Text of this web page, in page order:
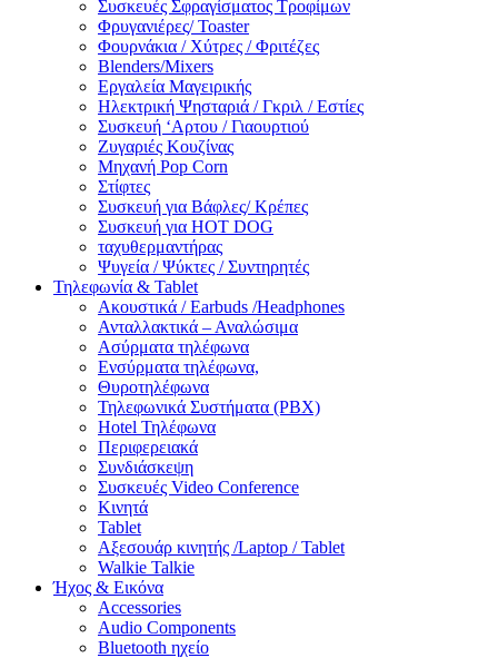
Συσκευές Σφραγίσματος Τροφίμων
Φρυγανιέρες/ Toaster
Φουρνάκια / Χύτρες / Φριτέζες
Blenders/Mixers
Εργαλεία Μαγειρικής
Ηλεκτρική Ψησταριά / Γκριλ / Eστίες
Συσκευή ‘Αρτου / Γιαουρτιού
Ζυγαριές Κουζίνας
Μηχανή Pop Corn
Στίφτες
Συσκευή για Βάφλες/ Κρέπες
Συσκευή για HOT DOG
ταχυθερμαντήρας
Ψυγεία / Ψύκτες / Συντηρητές
Τηλεφωνία & Tablet
Ακουστικά / Earbuds /Headphones
Ανταλλακτικά – Αναλώσιμα
Ασύρματα τηλέφωνα
Ενσύρματα τηλέφωνα,
Θυροτηλέφωνα
Τηλεφωνικά Συστήματα (PBX)
Hotel Τηλέφωνα
Περιφερειακά
Συνδιάσκεψη
Συσκευές Video Conference
Κινητά
Tablet
Αξεσουάρ κινητής /Laptop / Tablet
Walkie Talkie
Ήχος & Εικόνα
Accessories
Audio Components
Bluetooth ηχείο